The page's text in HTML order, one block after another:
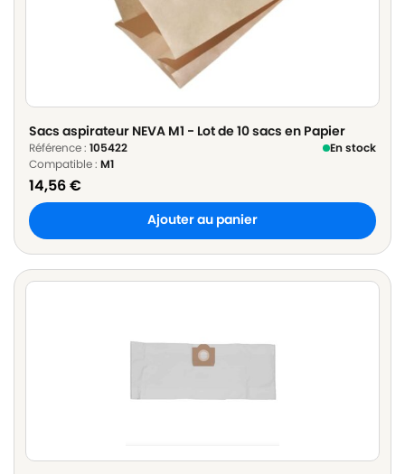
Sacs aspirateur NEVA M1 - Lot de 10 sacs en Papier
Référence : 105422
En stock
Compatible : M1
14,56€
Ajouter au panier